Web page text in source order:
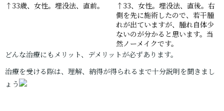
↑33歳、女性。埋没法、直前。
↑33、女性。埋没法、直後。右
側を先に施術したので、若干腫
れが出ていますが、腫れ自体少
ないのが分かると思います。当
然ノーメイクです。
どんな治療にもメリット、デメリットが必ずあります。
治療を受ける際は、理解、納得が得られるまで十分説明を聞きまし
ょう